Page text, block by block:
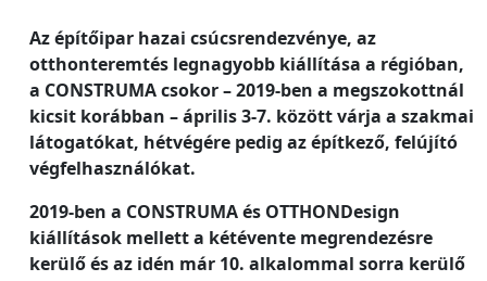
Az építőipar hazai csúcsrendezvénye, az
otthonteremtés legnagyobb kiállítása a régióban,
a CONSTRUMA csokor – 2019-ben a megszokottnál
kicsit korábban – április 3-7. között várja a szakmai
látogatókat, hétvégére pedig az építkező, felújító
végfelhasználókat.
2019-ben a CONSTRUMA és OTTHONDesign
kiállítások mellett a kétévente megrendezésre
kerülő és az idén már 10. alkalommal sorra kerülő